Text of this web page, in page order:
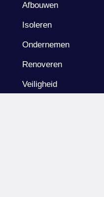
Afbouwen
Isoleren
Ondernemen
Renoveren
Veiligheid